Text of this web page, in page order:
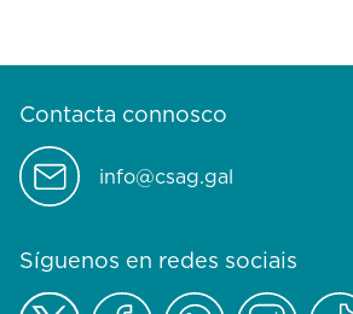
Contacta connosco
info@csag.gal
Síguenos en redes sociais